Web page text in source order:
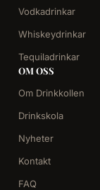
Vodkadrinkar
Whiskeydrinkar
Tequiladrinkar
OM OSS
Om Drinkkollen
Drinkskola
Nyheter
Kontakt
FAQ